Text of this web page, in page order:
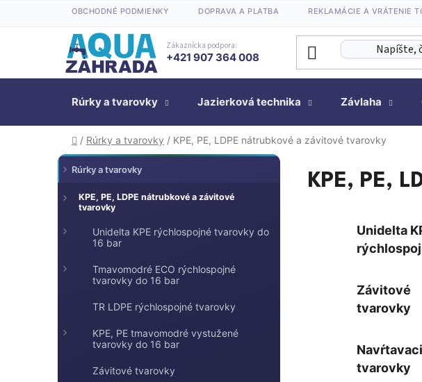
OBCHODNÉ PODMIENKY DOPRAVA A PLATBA REKLAMÁCIE A VRÁTENIE
Zákaznícka podpora:
+421 907 364 008
Rúrky a tvarovky Jazierková technika Závlaha
Domov
/ Rúrky a tvarovky / KPE, PE, LDPE nátrubkové a závitové tvarovky
B
o
č
ý
a
Preskočiť
kategórie
K
a
g
Rúrky a tvarovky
KPE, PE, LDPE nátrubkové a závitové
tvarovky
Unidelta KPE rýchlospojné tvarovky do
16 bar
Tmavomodré ECO rýchlospojné
tvarovky do 16 bar
TR LDPE rýchlospojné tvarovky
KPE, PE tmavomodré vystužené
tvarovky do 16 bar
Závitové tvarovky
KPE, PE,
Unidelta
bar
Závitové
tvarovky
tvarovky